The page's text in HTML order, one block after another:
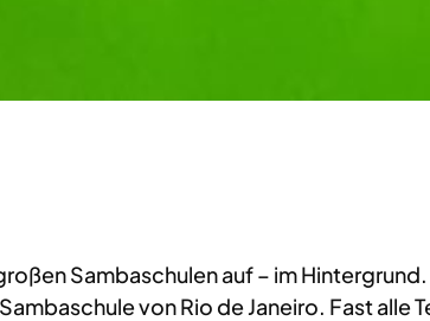
Sambaschulen auf – im
von Rio de Janeiro. Fast alle